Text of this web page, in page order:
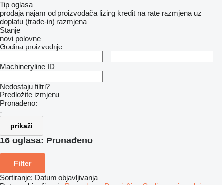
Tip oglasa
prodaja najam od proizvođača lizing kredit na rate razmjena uz
doplatu (trade-in) razmjena
Stanje
novi polovne
Godina proizvodnje
–
Machineryline ID
Nedostaju filtri?
Predložite izmjenu
Pronađeno:
-
prikaži
16 oglasa: Pronađeno
Filter
Sortiranje: Datum objavljivanja